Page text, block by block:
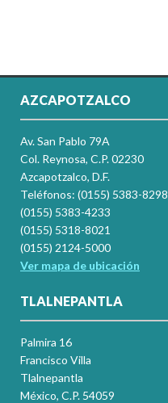
AZCAPOTZALCO
Av. San Pablo 79A
Col. Reynosa, C.P. 02230
Azcapotzalco, D.F.
Teléfonos: (0155) 5383-8298
(0155) 5383-4233
(0155) 5318-8021
(0155) 2124-5000
Ver mapa de ubicación
TLALNEPANTLA
Palmira 16
Francisco Villa
Tlalnepantla
México, C.P. 54059